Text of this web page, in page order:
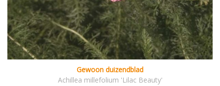
Gewoon duizendblad
Achillea millefolium 'Lilac Beauty'